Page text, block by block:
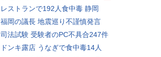
レストランで192人食中毒 静岡
福岡の議長 地震巡り不謹慎発言
司法試験 受験者のPC不具合247件
ドンキ露店 うなぎで食中毒14人